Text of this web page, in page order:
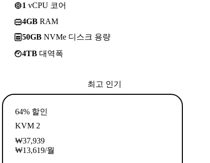
1 vCPU 코어
4GB RAM
50GB NVMe 디스크 용량
4TB 대역폭
최고 인기
64% 할인
KVM 2
₩37,939
₩13,619/월